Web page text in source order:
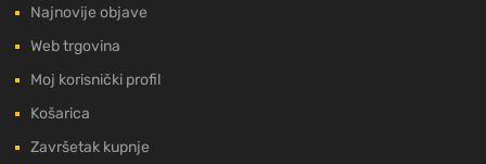
Najnovije objave
Web trgovina
Moj korisnički profil
Košarica
Završetak kupnje